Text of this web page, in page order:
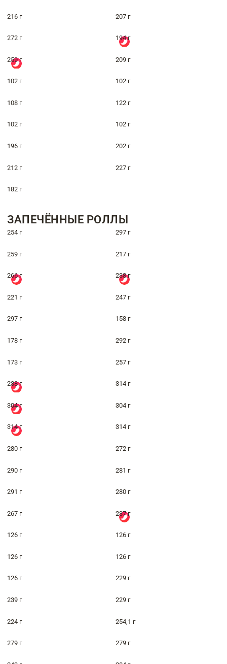
216 г 207 г
272 г 194 г
259 г 209 г
102 г 102 г
108 г 122 г
102 г 102 г
196 г 202 г
212 г 227 г
182 г
ЗАПЕЧЁННЫЕ РОЛЛЫ
254 г 297 г
259 г 217 г
266 г 238 г
221 г 247 г
297 г 158 г
178 г 292 г
173 г 257 г
238 г 314 г
304 г 304 г
314 г 314 г
280 г 272 г
290 г 281 г
291 г 280 г
267 г 237 г
126 г 126 г
126 г 126 г
126 г 229 г
239 г 229 г
224 г 254,1 г
279 г 279 г